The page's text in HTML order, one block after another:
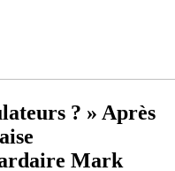
? » Après
Mark